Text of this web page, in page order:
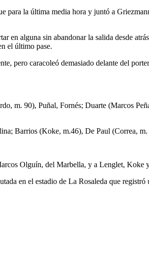
para la última media hora y juntó a
en alguna sin abandonar la salida desde
el último pase.
pero caracoleó demasiado delante del
m. 90), Puñal, Fornés; Duarte (Marcos
Barrios (Koke, m.46), De Paul (Correa,
Olguín, del Marbella, y a Lenglet, Koke
en el estadio de La Rosaleda que